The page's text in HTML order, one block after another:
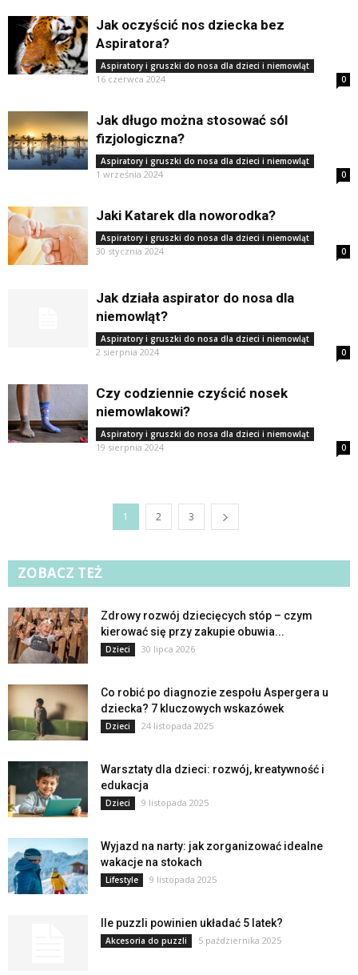
Jak oczyścić nos dziecka bez
Aspiratora?
Aspiratory i gruszki do nosa dla dzieci i niemowląt
16 czerwca 2024 0
Jak długo można stosować sól
fizjologiczna?
Aspiratory i gruszki do nosa dla dzieci i niemowląt
1 września 2024 0
Jaki Katarek dla noworodka?
Aspiratory i gruszki do nosa dla dzieci i niemowląt
30 stycznia 2024 0
Jak działa aspirator do nosa dla
niemowląt?
Aspiratory i gruszki do nosa dla dzieci i niemowląt
2 sierpnia 2024 0
Czy codziennie czyścić nosek
niemowlakowi?
Aspiratory i gruszki do nosa dla dzieci i niemowląt
19 sierpnia 2024 0
1 2 3
ZOBACZ TEŻ
Zdrowy rozwój dziecięcych stóp – czym
kierować się przy zakupie obuwia...
Dzieci 30 lipca 2026
Co robić po diagnozie zespołu Aspergera u
dziecka? 7 kluczowych wskazówek
Dzieci 24 listopada 2025
Warsztaty dla dzieci: rozwój, kreatywność i
edukacja
Dzieci 9 listopada 2025
Wyjazd na narty: jak zorganizować idealne
wakacje na stokach
Lifestyle 9 listopada 2025
Ile puzzli powinien układać 5 latek?
Akcesoria do puzzli 5 października 2025